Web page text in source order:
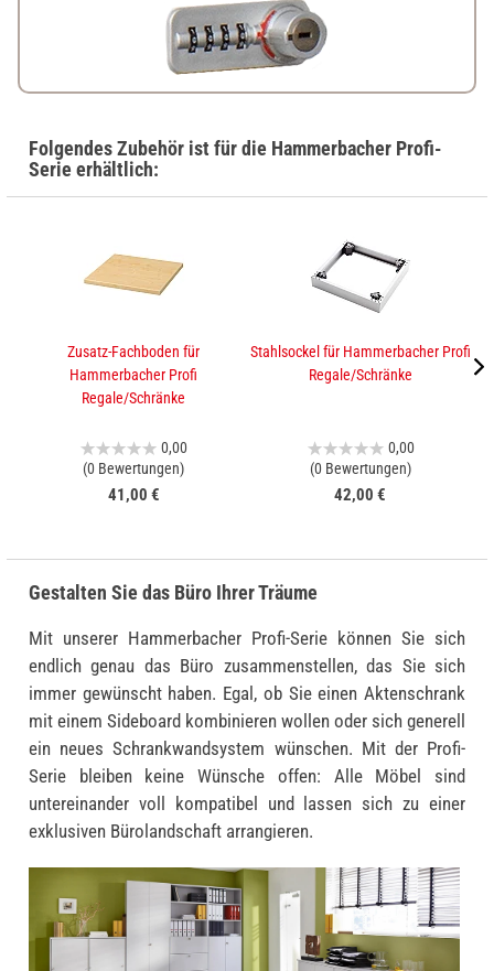
Folgendes Zubehör ist für die Hammerbacher Profi-
Serie erhältlich:
Zusatz-Fachboden für
Hammerbacher Profi
Regale/Schränke
0,00
(0 Bewertungen)
41,00 €
Stahlsockel für Hammerbacher Profi
Regale/Schränke
0,00
(0 Bewertungen)
42,00 €
Gestalten Sie das Büro Ihrer Träume
Mit unserer Hammerbacher Profi-Serie können Sie sich
endlich genau das Büro zusammenstellen, das Sie sich
immer gewünscht haben. Egal, ob Sie einen Aktenschrank
mit einem Sideboard kombinieren wollen oder sich generell
ein neues Schrankwandsystem wünschen. Mit der Profi-
Serie bleiben keine Wünsche offen: Alle Möbel sind
untereinander voll kompatibel und lassen sich zu einer
exklusiven Bürolandschaft arrangieren.